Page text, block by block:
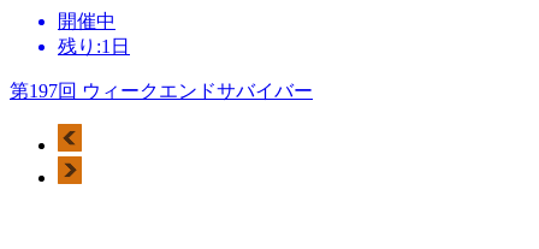
開催中
残り:1日
第197回 ウィークエンドサバイバー